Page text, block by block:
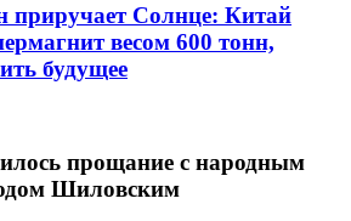
приручает Солнце: Китай
весом 600 тонн,
будущее
прощание с народным
Шиловским